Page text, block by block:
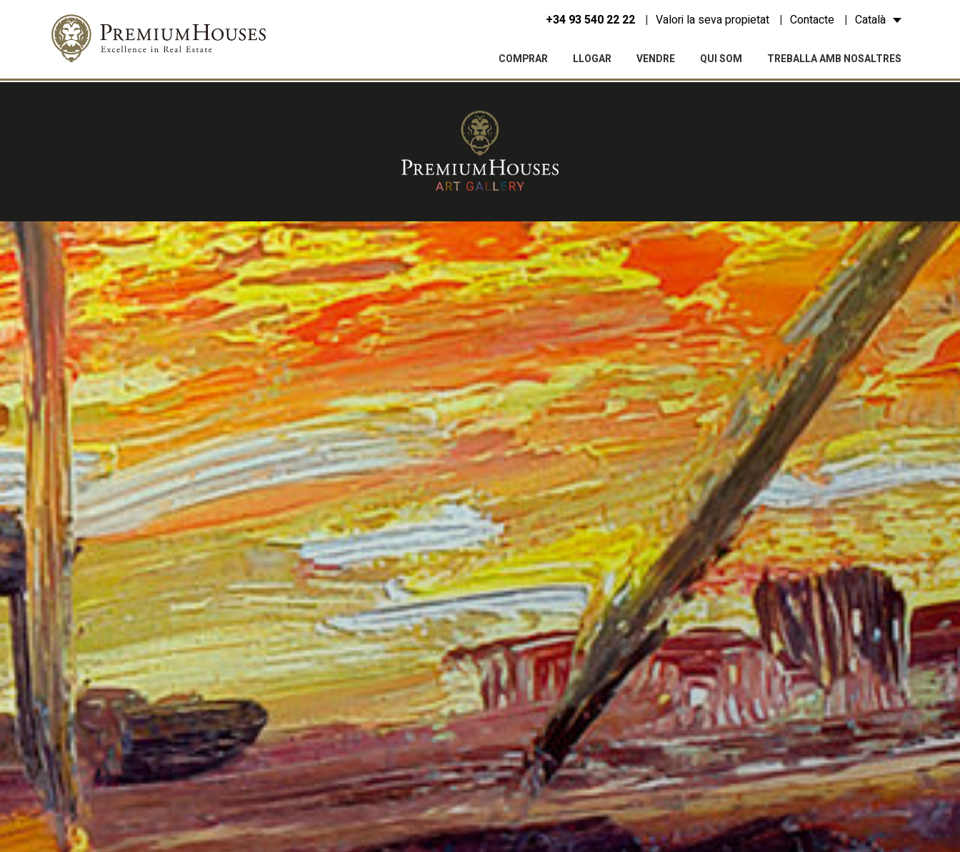
+34 93 540 22 22 Valori la seva propietat Contacte Català
COMPRAR LLOGAR VENDRE QUI SOM TREBALLA AMB NOSALTRES
Modificar cookies
Tècniques i funcionals
Sempre activades
Aquest lloc web utilitza cookies pròpies per recopilar informació amb la finalitat de
millorar els nostres serveis. Si continua navegant, suposa l'acceptació de la instal·lació
de les mateixes. L'usuari té la possibilitat de configurar el navegador podent, si així ho
desitja, impedir que siguin instal·lades al disc dur, encara que haurà de tenir en
compte que aquesta acció podrà ocasionar dificultats de navegació de la pàgina web.
Analítiques i personalització
Permeten fer el seguiment i l'anàlisi del comportament dels usuaris d'aquest lloc web.
La informació recollida mitjançant aquest tipus de cookies s'utilitza en el mesurament
de l'activitat del web per a l'elaboració de perfils de navegació dels usuaris per
introduir millores en funció de l'anàlisi de les dades d'ús que fan els usuaris del servei.
Permeten desar la informació de preferència de l'usuari per millorar la qualitat dels
nostres serveis i oferir una millor experiència a través de productes recomanats.
Marketing i publicitat
Aquestes cookies són utilitzades per emmagatzemar informació sobre les
preferències i les eleccions personals de l'usuari a través de l'observació continuada
dels seus hàbits de navegació. Gràcies a elles, podem conèixer els hàbits de
navegació al lloc web i mostrar publicitat relacionada amb el perfil de navegació de
l'usuari.